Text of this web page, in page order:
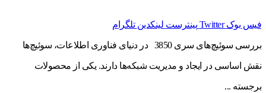
فیس بوک Twitter پینترست لینکدین تلگرام
بررسی سوئیچ‌های سری 3850 در دنیای فناوری اطلاعات، سوئیچ‌ها
نقش اساسی در ایجاد و مدیریت شبکه‌ها دارند. یکی از محصولات
برجسته ...